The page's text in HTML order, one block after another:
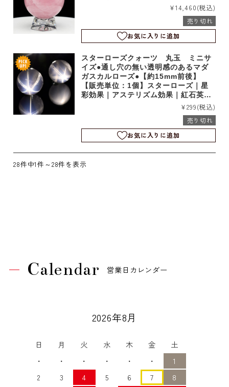
¥14,460(税込)
売り切れ
お気に入りに追加
スターローズクォーツ 丸玉 ミニサ
イズ●通し穴の無い透明感のあるマダ
ガスカルローズ●【約15mm前後】
【販売単位：1個】スターローズ｜星
彩効果｜アステリズム効果｜紅石英｜
¥299(税込)
売り切れ
お気に入りに追加
28件中1件～28件を表示
Calendar 営業日カレンダー
2026年8月
日 月 火 水 木 金
土
・
・ ・ ・ ・ ・
1
2
3 4 5 6 7
8